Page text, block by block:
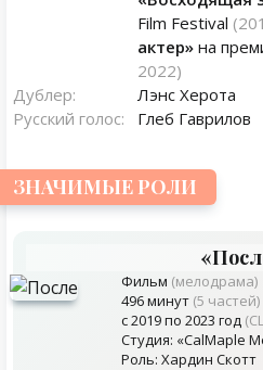
Film Festival
актер» на
2022)
Дублер:
Лэнс Херота
Русский голос:
Глеб Гаврилов
ЗНАЧИМЫЕ РОЛИ
Фильм (мелодрама)
496 минут (5 частей)
с 2019 по 2023 год
Студия: «CalMaple
Роль: Хардин Скотт